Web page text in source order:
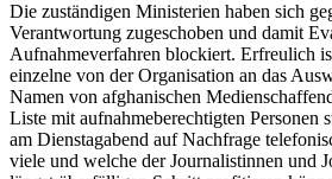
Die zuständigen Ministerien haben sich
Verantwortung zugeschoben und damit
Aufnahmeverfahren blockiert. Erfreulich
einzelne von der Organisation an das
Namen von afghanischen
Liste mit aufnahmeberechtigten Personen
am Dienstagabend auf Nachfrage
viele und welche der Journalistinnen und